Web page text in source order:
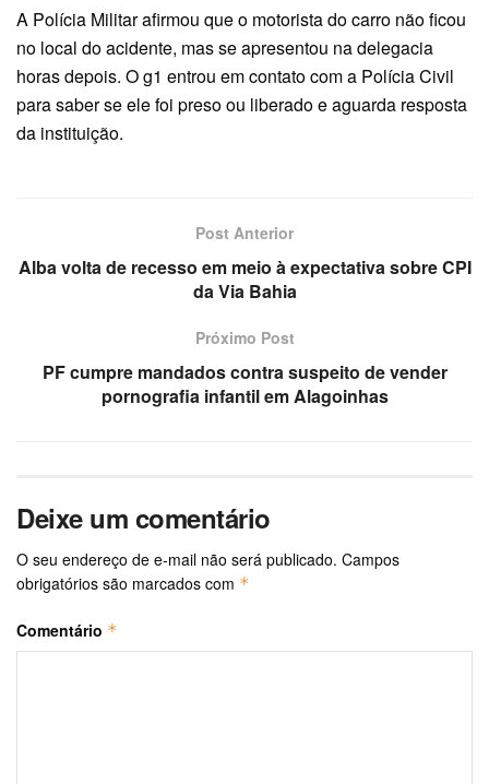
A Polícia Militar afirmou que o motorista do carro não ficou
no local do acidente, mas se apresentou na delegacia
horas depois. O g1 entrou em contato com a Polícia Civil
para saber se ele foi preso ou liberado e aguarda resposta
da instituição.
Post Anterior
Alba volta de recesso em meio à expectativa sobre CPI
da Via Bahia
Próximo Post
PF cumpre mandados contra suspeito de vender
pornografia infantil em Alagoinhas
Deixe um comentário
O seu endereço de e-mail não será publicado. Campos
obrigatórios são marcados com *
Comentário *